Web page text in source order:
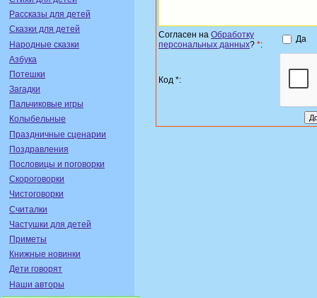
Рассказы для детей
Сказки для детей
Народные сказки
Азбука
Потешки
Загадки
Пальчиковые игры
Колыбельные
Праздничные сценарии
Поздравления
Пословицы и поговорки
Скороговорки
Чистоговорки
Считалки
Частушки для детей
Приметы
Книжные новинки
Дети говорят
Наши авторы
Согласен на Обработку
персональных данных? *:
Да
Код *: